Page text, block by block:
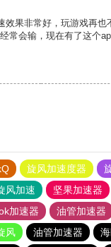
效果非常好，玩游戏再也
常会输，现在有了这个
旋风加速度器
风加速 坚果加速器
加速器 油管加速器
风 油管加速器